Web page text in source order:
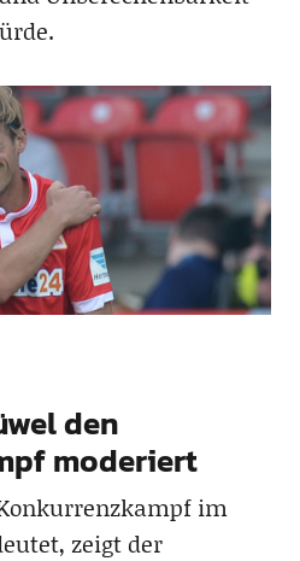
den
moderiert
im
zeigt der